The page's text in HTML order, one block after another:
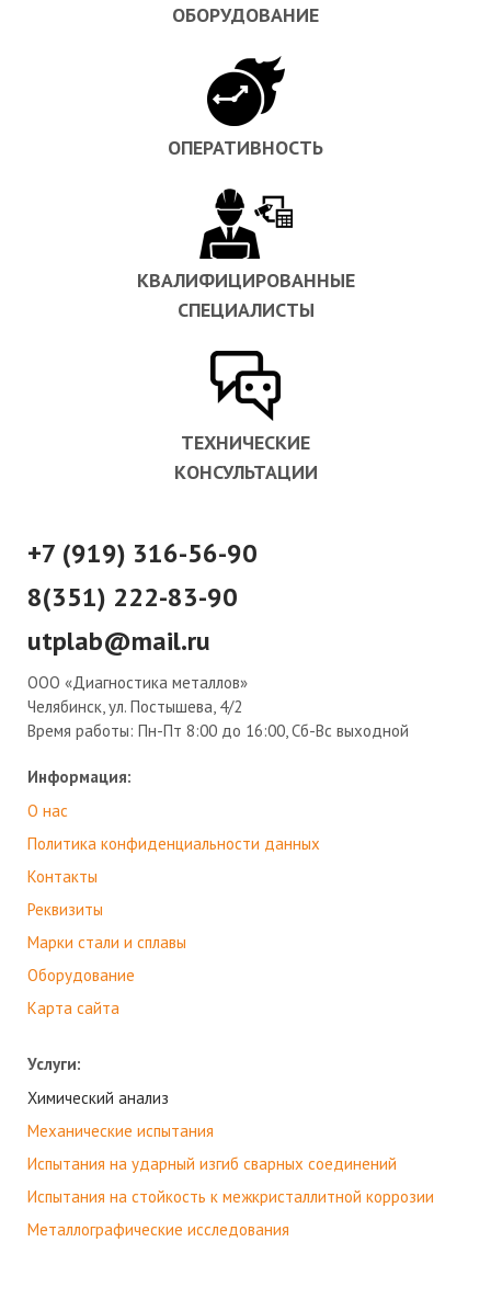
ОБОРУДОВАНИЕ
ОПЕРАТИВНОСТЬ
КВАЛИФИЦИРОВАННЫЕ
СПЕЦИАЛИСТЫ
ТЕХНИЧЕСКИЕ
КОНСУЛЬТАЦИИ
+7 (919) 316-56-90
8(351) 222-83-90
utplab@mail.ru
ООО «Диагностика металлов»
Челябинск, ул. Постышева, 4/2
Время работы: Пн-Пт 8:00 до 16:00, Сб-Вс выходной
Информация:
О нас
Политика конфиденциальности данных
Контакты
Реквизиты
Марки стали и сплавы
Оборудование
Карта сайта
Услуги:
Химический анализ
Механические испытания
Испытания на ударный изгиб сварных соединений
Испытания на стойкость к межкристаллитной коррозии
Металлографические исследования